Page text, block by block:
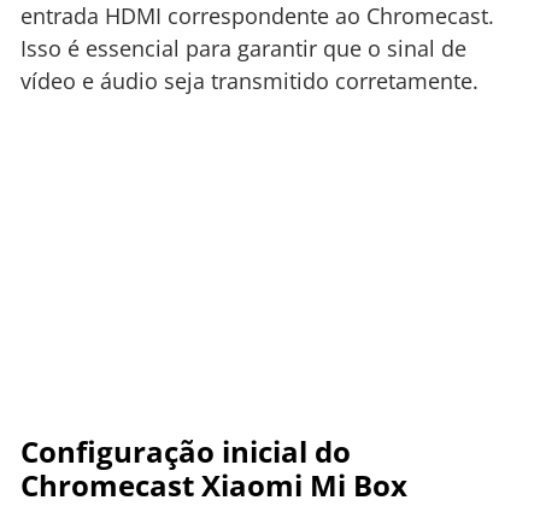
entrada HDMI correspondente ao Chromecast.
Isso é essencial para garantir que o sinal de
vídeo e áudio seja transmitido corretamente.
Configuração inicial do
Chromecast Xiaomi Mi Box